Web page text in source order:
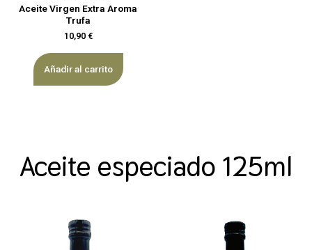
Aceite Virgen Extra Aroma
Trufa
10,90 €
Añadir al carrito
Aceite especiado 125ml